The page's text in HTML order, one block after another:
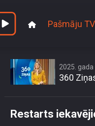
Pašmāju
2025. gada
360
Restarts